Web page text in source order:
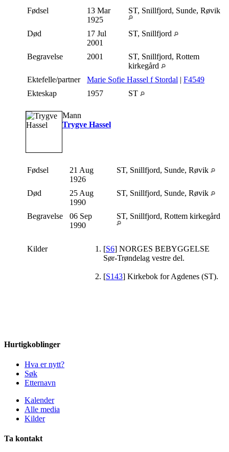
Fødsel
13 Mar
1925
ST, Snillfjord, Sunde, Røvik
Død
17 Jul
2001
ST, Snillfjord
Begravelse 2001
ST, Snillfjord, Rottem
kirkegård
Ektefelle/partner
Marie Sofie Hassel f Stordal | F4549
Ekteskap
1957 ST
Mann
Trygve Hassel
Fødsel
21 Aug
1926
ST, Snillfjord, Sunde, Røvik
Død
25 Aug
1990
ST, Snillfjord, Sunde, Røvik
Begravelse
06 Sep
1990
ST, Snillfjord, Rottem kirkegård
Kilder [S6] NORGES BEBYGGELSE
Sør-Trøndelag vestre del.
[S143] Kirkebok for Agdenes (ST).
Hurtigkoblinger
Hva er nytt?
Søk
Etternavn
Kalender
Alle media
Kilder
Ta kontakt